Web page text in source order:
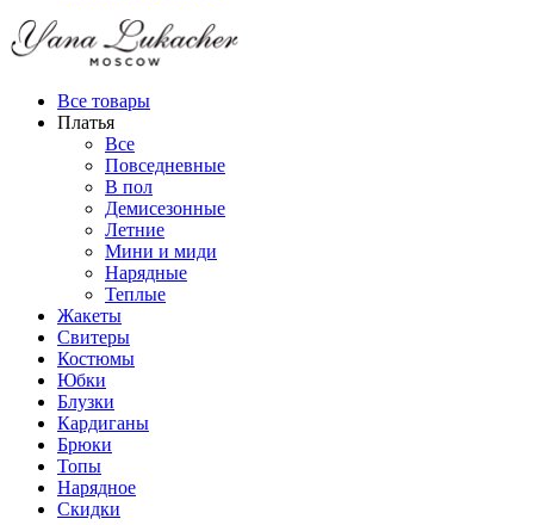
Все товары
Платья
Все
Повседневные
В пол
Демисезонные
Летние
Мини и миди
Нарядные
Теплые
Жакеты
Свитеры
Костюмы
Юбки
Блузки
Кардиганы
Брюки
Топы
Нарядное
Скидки